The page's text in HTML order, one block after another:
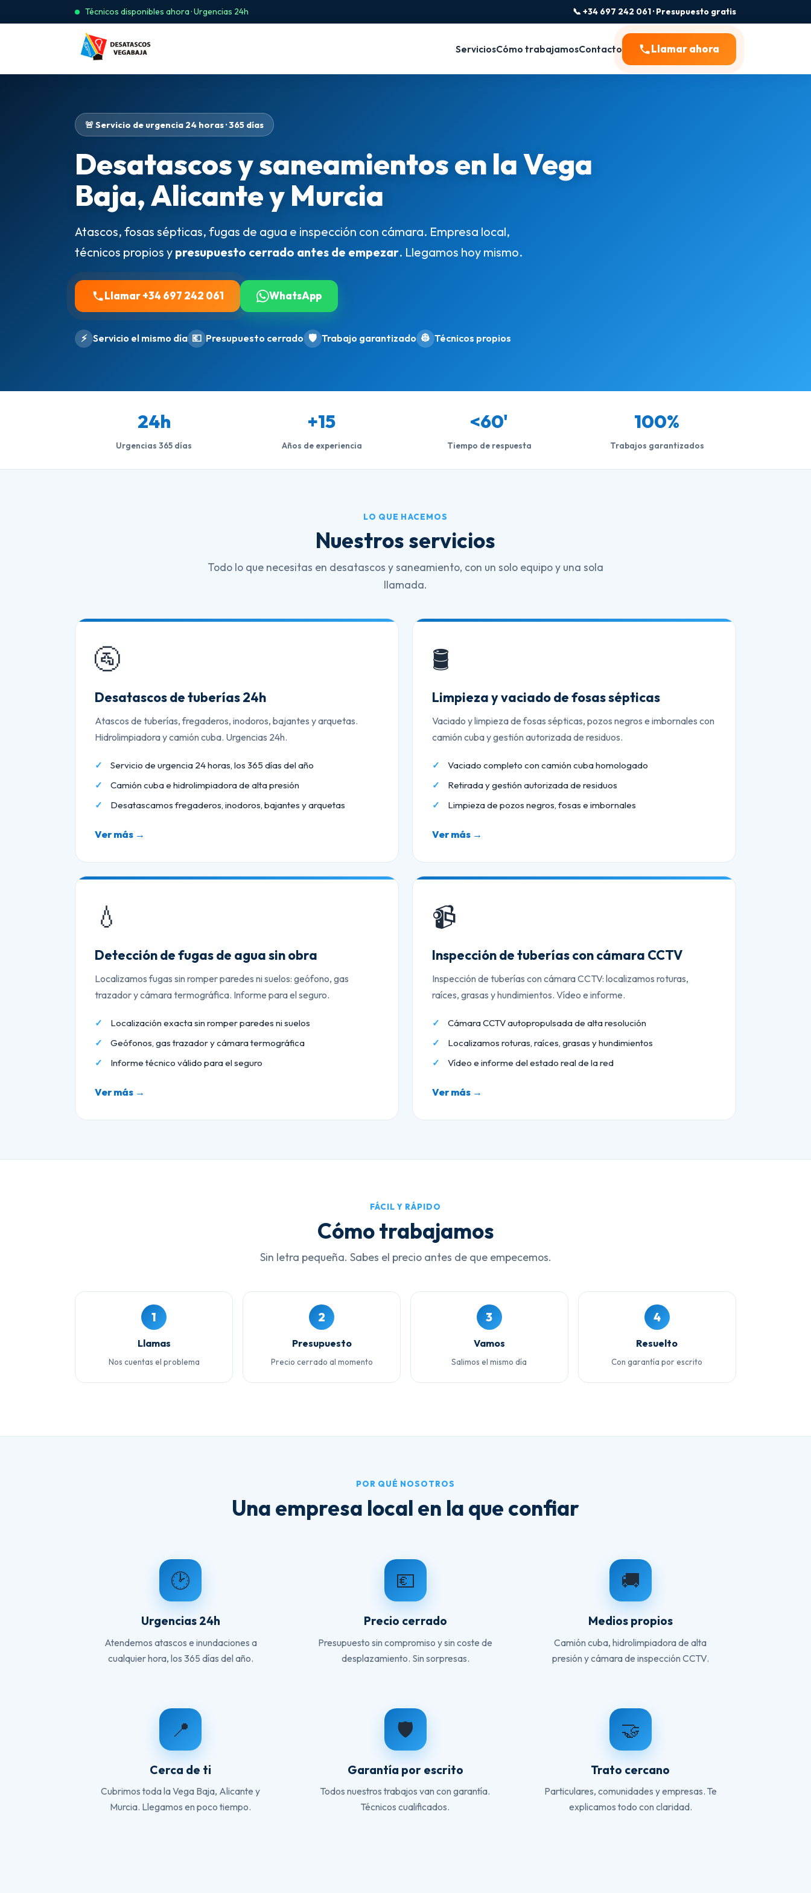
Técnicos disponibles ahora · Urgencias 24h 📞 +34 697 242 061 · Presupuesto gratis
ServiciosCómo trabajamosContacto Llamar ahora
🚨 Servicio de urgencia 24 horas · 365 días
Desatascos y saneamientos en la Vega
Baja, Alicante y Murcia
Atascos, fosas sépticas, fugas de agua e inspección con cámara. Empresa local,
técnicos propios y presupuesto cerrado antes de empezar. Llegamos hoy mismo.
Llamar +34 697 242 061 WhatsApp
⚡ Servicio el mismo día 💶 Presupuesto cerrado 🛡️ Trabajo garantizado 👷 Técnicos propios
24h
Urgencias 365 días
+15
Años de experiencia
<60'
Tiempo de respuesta
100%
Trabajos garantizados
LO QUE HACEMOS
Nuestros servicios
Todo lo que necesitas en desatascos y saneamiento, con un solo equipo y una sola
llamada.
🚰
Desatascos de tuberías 24h
Atascos de tuberías, fregaderos, inodoros, bajantes y arquetas.
Hidrolimpiadora y camión cuba. Urgencias 24h.
Servicio de urgencia 24 horas, los 365 días del año
Camión cuba e hidrolimpiadora de alta presión
Desatascamos fregaderos, inodoros, bajantes y arquetas
Ver más →
🛢️
Limpieza y vaciado de fosas sépticas
Vaciado y limpieza de fosas sépticas, pozos negros e imbornales con
camión cuba y gestión autorizada de residuos.
Vaciado completo con camión cuba homologado
Retirada y gestión autorizada de residuos
Limpieza de pozos negros, fosas e imbornales
Ver más →
💧
Detección de fugas de agua sin obra
Localizamos fugas sin romper paredes ni suelos: geófono, gas
trazador y cámara termográfica. Informe para el seguro.
Localización exacta sin romper paredes ni suelos
Geófonos, gas trazador y cámara termográfica
Informe técnico válido para el seguro
Ver más →
📹
Inspección de tuberías con cámara CCTV
Inspección de tuberías con cámara CCTV: localizamos roturas,
raíces, grasas y hundimientos. Vídeo e informe.
Cámara CCTV autopropulsada de alta resolución
Localizamos roturas, raíces, grasas y hundimientos
Vídeo e informe del estado real de la red
Ver más →
FÁCIL Y RÁPIDO
Cómo trabajamos
Sin letra pequeña. Sabes el precio antes de que empecemos.
1
Llamas
Nos cuentas el problema
2
Presupuesto
Precio cerrado al momento
3
Vamos
Salimos el mismo día
4
Resuelto
Con garantía por escrito
POR QUÉ NOSOTROS
Una empresa local en la que confiar
🕑
Urgencias 24h
Atendemos atascos e inundaciones a
cualquier hora, los 365 días del año.
💶
Precio cerrado
Presupuesto sin compromiso y sin coste de
desplazamiento. Sin sorpresas.
🚚
Medios propios
Camión cuba, hidrolimpiadora de alta
presión y cámara de inspección CCTV.
📍
Cerca de ti
Cubrimos toda la Vega Baja, Alicante y
Murcia. Llegamos en poco tiempo.
🛡️
Garantía por escrito
Todos nuestros trabajos van con garantía.
Técnicos cualificados.
🤝
Trato cercano
Particulares, comunidades y empresas. Te
explicamos todo con claridad.